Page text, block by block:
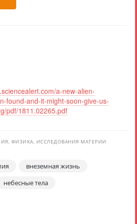
a-new-alien-
found-and-it-might-soon-give-us-
pdf/1811.02265.pdf
ФИЗИКА, ИССЛЕДОВАНИЯ МАТЕРИИ
внеземная жизнь
небесные тела